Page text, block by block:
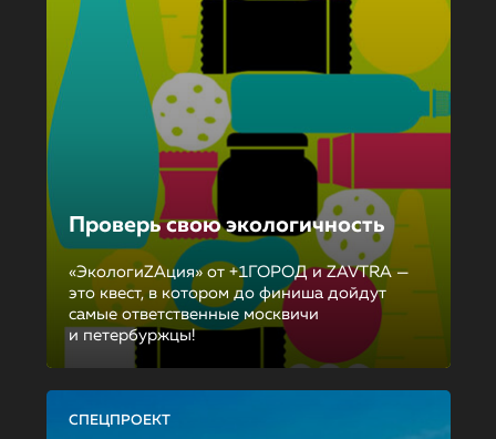
Проверь свою экологичность
«ЭкологиZAция» от +1ГОРОД и ZAVTRA —
это квест, в котором до финиша дойдут
самые ответственные москвичи
и петербуржцы!
СПЕЦПРОЕКТ